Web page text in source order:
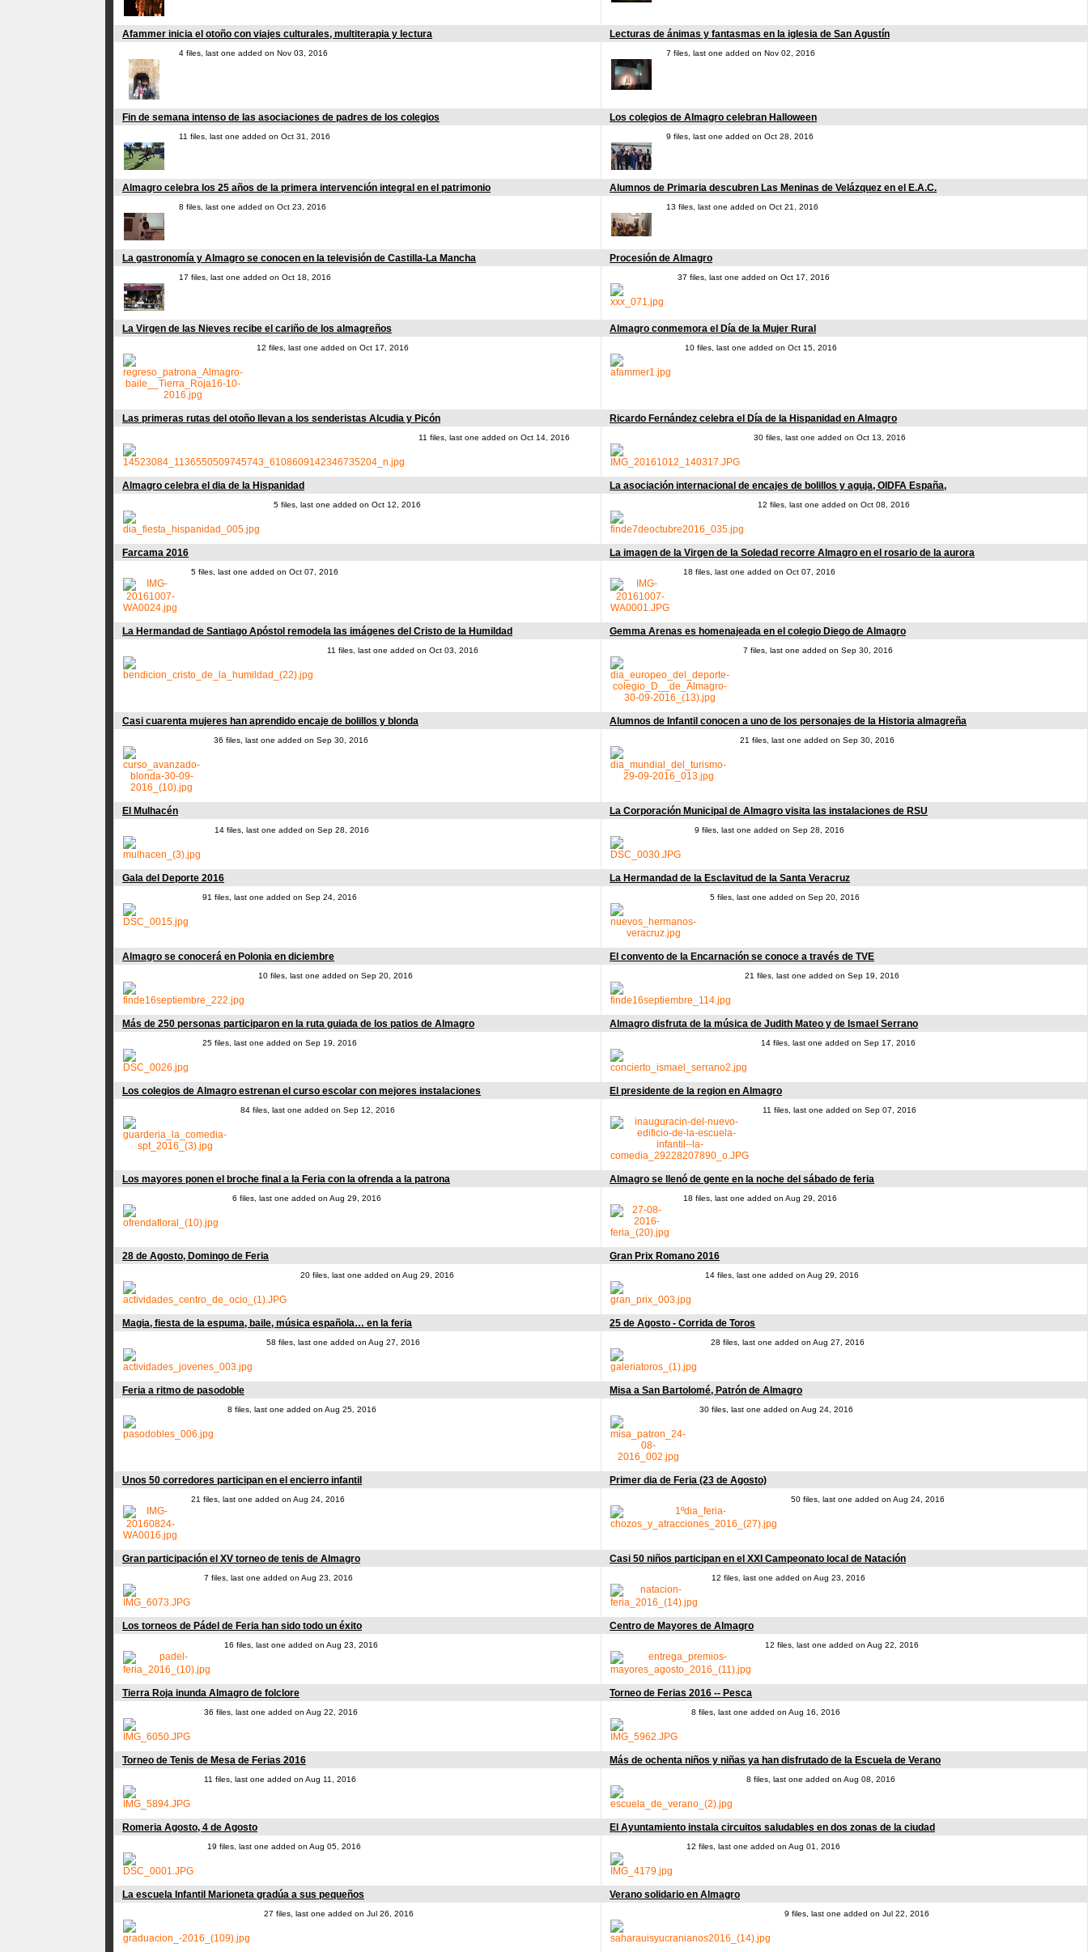
Afammer inicia el otoño con viajes culturales, multiterapia y lectura
4 files, last one added on Nov 03, 2016
Lecturas de ánimas y fantasmas en la iglesia de San Agustín
7 files, last one added on Nov 02, 2016
Fin de semana intenso de las asociaciones de padres de los colegios
11 files, last one added on Oct 31, 2016
Los colegios de Almagro celebran Halloween
9 files, last one added on Oct 28, 2016
Almagro celebra los 25 años de la primera intervención integral en el patrimonio
8 files, last one added on Oct 23, 2016
Alumnos de Primaria descubren Las Meninas de Velázquez en el E.A.C.
13 files, last one added on Oct 21, 2016
La gastronomía y Almagro se conocen en la televisión de Castilla-La Mancha
17 files, last one added on Oct 18, 2016
Procesión de Almagro
37 files, last one added on Oct 17, 2016
La Virgen de las Nieves recibe el cariño de los almagreños
12 files, last one added on Oct 17, 2016
Almagro conmemora el Día de la Mujer Rural
10 files, last one added on Oct 15, 2016
Las primeras rutas del otoño llevan a los senderistas Alcudia y Picón
11 files, last one added on Oct 14, 2016
Ricardo Fernández celebra el Día de la Hispanidad en Almagro
30 files, last one added on Oct 13, 2016
Almagro celebra el dia de la Hispanidad
5 files, last one added on Oct 12, 2016
La asociación internacional de encajes de bolillos y aguja, OIDFA España,
12 files, last one added on Oct 08, 2016
Farcama 2016
5 files, last one added on Oct 07, 2016
La imagen de la Virgen de la Soledad recorre Almagro en el rosario de la aurora
18 files, last one added on Oct 07, 2016
La Hermandad de Santiago Apóstol remodela las imágenes del Cristo de la Humildad
11 files, last one added on Oct 03, 2016
Gemma Arenas es homenajeada en el colegio Diego de Almagro
7 files, last one added on Sep 30, 2016
Casi cuarenta mujeres han aprendido encaje de bolillos y blonda
36 files, last one added on Sep 30, 2016
Alumnos de Infantil conocen a uno de los personajes de la Historia almagreña
21 files, last one added on Sep 30, 2016
El Mulhacén
14 files, last one added on Sep 28, 2016
La Corporación Municipal de Almagro visita las instalaciones de RSU
9 files, last one added on Sep 28, 2016
Gala del Deporte 2016
91 files, last one added on Sep 24, 2016
La Hermandad de la Esclavitud de la Santa Veracruz
5 files, last one added on Sep 20, 2016
Almagro se conocerá en Polonia en diciembre
10 files, last one added on Sep 20, 2016
El convento de la Encarnación se conoce a través de TVE
21 files, last one added on Sep 19, 2016
Más de 250 personas participaron en la ruta guiada de los patios de Almagro
25 files, last one added on Sep 19, 2016
Almagro disfruta de la música de Judith Mateo y de Ismael Serrano
14 files, last one added on Sep 17, 2016
Los colegios de Almagro estrenan el curso escolar con mejores instalaciones
84 files, last one added on Sep 12, 2016
El presidente de la region en Almagro
11 files, last one added on Sep 07, 2016
Los mayores ponen el broche final a la Feria con la ofrenda a la patrona
6 files, last one added on Aug 29, 2016
Almagro se llenó de gente en la noche del sábado de feria
18 files, last one added on Aug 29, 2016
28 de Agosto, Domingo de Feria
20 files, last one added on Aug 29, 2016
Gran Prix Romano 2016
14 files, last one added on Aug 29, 2016
Magia, fiesta de la espuma, baile, música española… en la feria
58 files, last one added on Aug 27, 2016
25 de Agosto - Corrida de Toros
28 files, last one added on Aug 27, 2016
Feria a ritmo de pasodoble
8 files, last one added on Aug 25, 2016
Misa a San Bartolomé, Patrón de Almagro
30 files, last one added on Aug 24, 2016
Unos 50 corredores participan en el encierro infantil
21 files, last one added on Aug 24, 2016
Primer dia de Feria (23 de Agosto)
50 files, last one added on Aug 24, 2016
Gran participación el XV torneo de tenis de Almagro
7 files, last one added on Aug 23, 2016
Casi 50 niños participan en el XXI Campeonato local de Natación
12 files, last one added on Aug 23, 2016
Los torneos de Pádel de Feria han sido todo un éxito
16 files, last one added on Aug 23, 2016
Centro de Mayores de Almagro
12 files, last one added on Aug 22, 2016
Tierra Roja inunda Almagro de folclore
36 files, last one added on Aug 22, 2016
Torneo de Ferias 2016 -- Pesca
8 files, last one added on Aug 16, 2016
Torneo de Tenis de Mesa de Ferias 2016
11 files, last one added on Aug 11, 2016
Más de ochenta niños y niñas ya han disfrutado de la Escuela de Verano
8 files, last one added on Aug 08, 2016
Romeria Agosto, 4 de Agosto
19 files, last one added on Aug 05, 2016
El Ayuntamiento instala circuitos saludables en dos zonas de la ciudad
12 files, last one added on Aug 01, 2016
La escuela Infantil Marioneta gradúa a sus pequeños
27 files, last one added on Jul 26, 2016
Verano solidario en Almagro
9 files, last one added on Jul 22, 2016